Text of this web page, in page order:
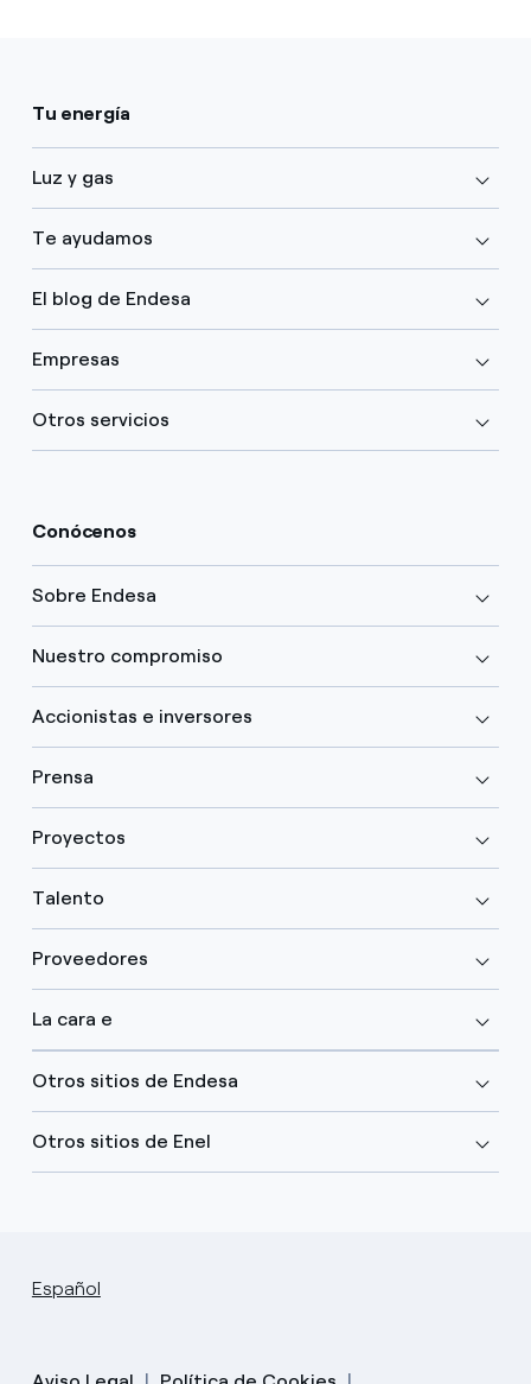
Tu energía
Luz y gas
Te ayudamos
El blog de Endesa
Empresas
Otros servicios
Conócenos
Sobre Endesa
Nuestro compromiso
Accionistas e inversores
Prensa
Proyectos
Talento
Proveedores
La cara e
Otros sitios de Endesa
Otros sitios de Enel
Español